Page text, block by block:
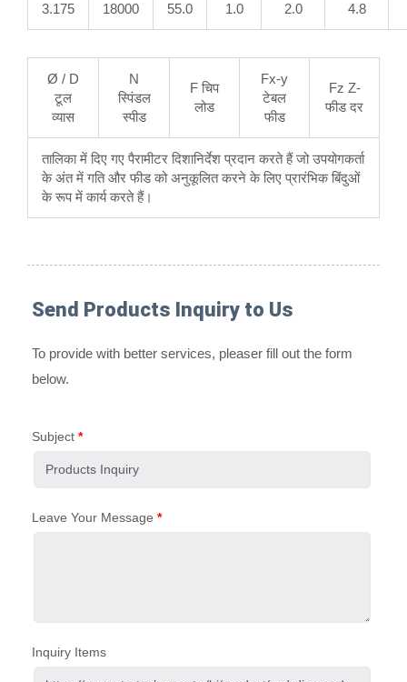
3.175 18000 55.0 1.0 2.0 4.8
Ø / D
टूल
व्यास
N
स्पिंडल
स्पीड
F चिप
लोड
Fx-y
टेबल
फीड
Fz Z-
फीड दर
तालिका में दिए गए पैरामीटर दिशानिर्देश प्रदान करते हैं जो उपयोगकर्ता
के अंत में गति और फीड को अनुकूलित करने के लिए प्रारंभिक बिंदुओं
के रूप में कार्य करते हैं।